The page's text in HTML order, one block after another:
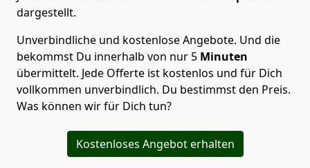
dargestellt.
Unverbindliche und kostenlose Angebote. Und die
bekommst Du innerhalb von nur 5 Minuten
übermittelt. Jede Offerte ist kostenlos und für Dich
vollkommen unverbindlich. Du bestimmst den Preis.
Was können wir für Dich tun?
Kostenloses Angebot erhalten